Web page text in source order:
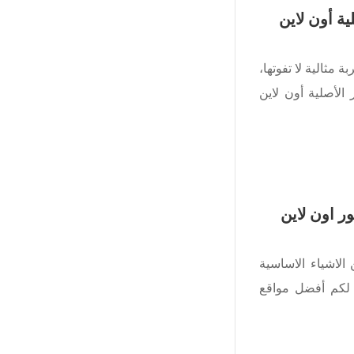
أون لاين
مثالية لا تفوتها،
الأصلية أون لاين
اون لاين
الاساسية
لكم أفضل مواقع